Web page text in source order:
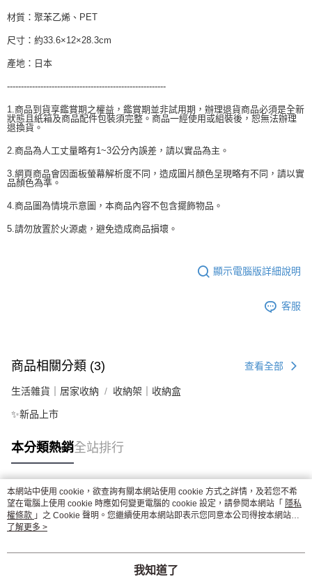
材質：聚苯乙烯、PET
尺寸：約33.6×12×28.3cm
產地：日本
---------------------------------------------------------
1.商品到貨享鑑賞期之權益，鑑賞期並非試用期，辦理退貨商品必須是全新
狀態且紙箱及商品配件包裝須完整。商品一經使用或組裝後，恕無法辦理
退換貨。
2.商品為人工丈量略有1~3公分內誤差，請以實品為主。
3.網頁商品會因面板螢幕解析度不同，造成圖片顏色呈現略有不同，請以實
品顏色為準。
4.商品圖為情境示意圖，本商品內容不包含擺飾物品。
5.請勿放置於火源處，避免造成商品損壞。
顯示電腦版詳細說明
客服
商品相關分類 (3) 查看全部
生活雜貨｜居家收納 收納架｜收納盒
✨新品上市
本分類熱銷全站排行
熱門標籤
本網站中使用 cookie，欲查詢有關本網站使用 cookie 方式之詳情，及若您不希
望在電腦上使用 cookie 時應如何變更電腦的 cookie 設定，請參閱本網站「 隱私
權條款 」之 Cookie 聲明。您繼續使用本網站即表示您同意本公司得按本網站使
用條款之 Cookie 聲明使用 cookie。
了解更多 >
我知道了